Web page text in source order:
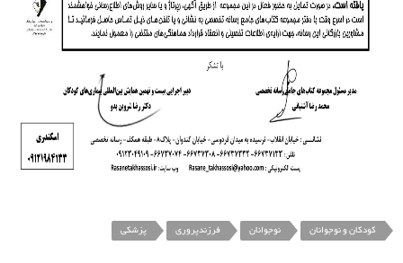
کودکان و نوجوانان نوجوانان فرزندپروری پزشکی